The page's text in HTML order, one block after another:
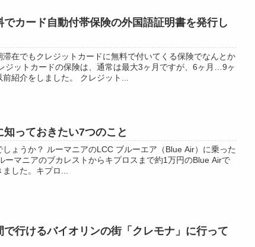
カード自動付帯保険の外国語証明書を発行し
在でもクレジットカードに無料で付いてくる保険でなんとか
ジットカードの保険は、通常は最大3ヶ月ですが、6ヶ月…9ヶ
紹介をしました。 クレジット...
っておきたい7つのこと
ょうか？ ルーマニアのLCC ブルーエア（Blue Air）に乗った
ーマニアのブカレストからキプロスまで約1万円のBlue Airで
した。キプロ...
で行けるバイオリンの街「クレモナ」に行って